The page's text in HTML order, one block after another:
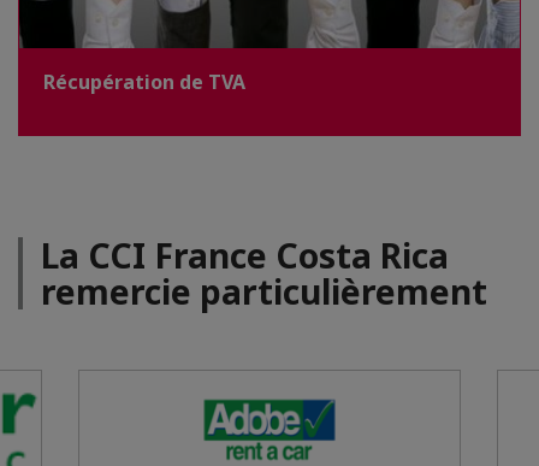
Récupération de TVA
La CCI France Costa Rica
remercie particulièrement